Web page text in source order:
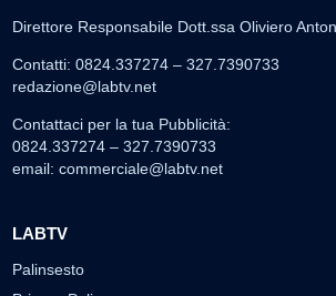
Direttore Responsabile Dott.ssa Oliviero
Contatti: 0824.337274 – 327.7390733
redazione@labtv.net
Contattaci per la tua Pubblicità:
0824.337274 – 327.7390733
email: commerciale@labtv.net
LABTV
Palinsesto